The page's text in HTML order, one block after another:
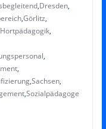
,Dresden,
,Görlitz,
Hortpädagogik,
,
,
,Sachsen,
,Sozialpädagoge